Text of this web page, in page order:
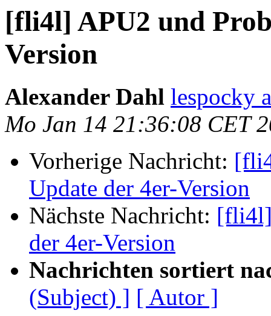
[fli4l] APU2 und
Version
Alexander Dahl lespocky
Mo Jan 14 21:36:08 CET
Vorherige Nachricht:
Update der 4er-Version
Nächste Nachricht: [fli4l]
der 4er-Version
Nachrichten sortiert
(Subject) ] [ Autor ]